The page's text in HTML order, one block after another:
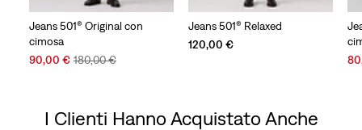
Jeans 501® Original con
cimosa
Sale
90,00 €Original
180,00 €
Jeans 501® Relaxed
120,00 €
I Clienti Hanno Acquistato Anche